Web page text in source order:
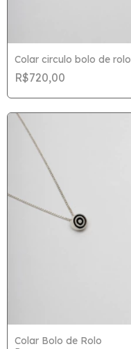
Colar circulo bolo de rolo
R$720,00
Colar Bolo de Rolo